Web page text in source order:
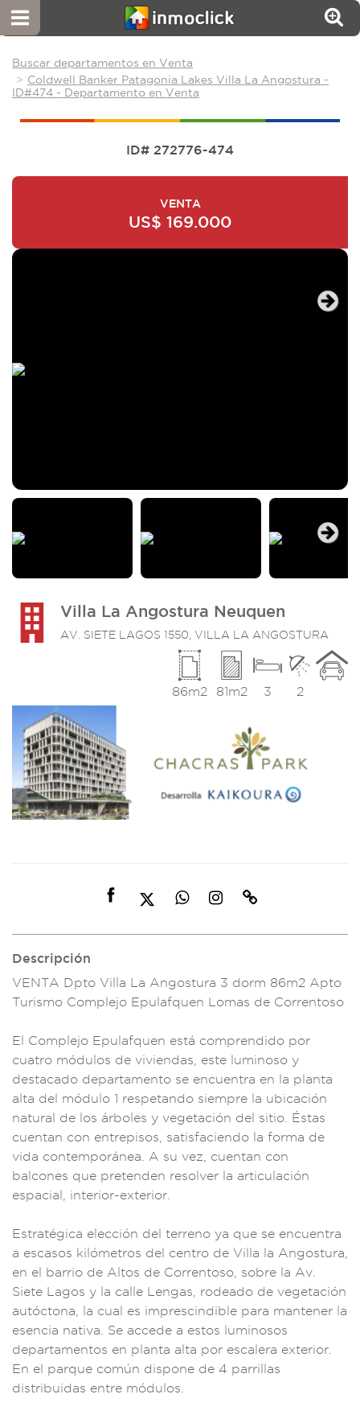
Buscar departamentos en Venta
Coldwell Banker Patagonia Lakes Villa La Angostura -
ID#474 - Departamento en Venta
ID# 272776-474
VENTA
US$ 169.000
Villa La Angostura Neuquen
AV. SIETE LAGOS 1550, VILLA LA ANGOSTURA
2
3
81m2
86m2
Descripción
VENTA Dpto Villa L a Angostura 3 dorm 86m2 Apto
Turismo Complejo Epulafquen Lomas de Correntoso
El Complejo Epulafquen está comprendido por
cuatro módulos de viviendas, este l uminoso y
destacado departamento se encuentra en la planta
alta del módulo 1 respetando siempre la ubicación
natural de los árbol es y vegetación del sitio. Éstas
cuentan con entrepisos, satisfaciendo la forma de
vida contemporánea. A su vez, cuentan con
balcones que pretenden resolver la articulación
espacia l, interior-exterior.
Estratégica elección del terreno ya que se encuentra
a escasos ki lómetros del centro de Villa la Angostura,
en el barrio de Altos de Correntoso, sobre la Av.
Siete Lagos y la calle L engas, rodeado de vegetación
autóctona, l a cual es imprescindible para mantener la
esencia nativa. Se accede a estos luminosos
departamentos en planta alta por esca lera exterior.
En el parque común dispone de 4 parril las
distribuidas entre módulos